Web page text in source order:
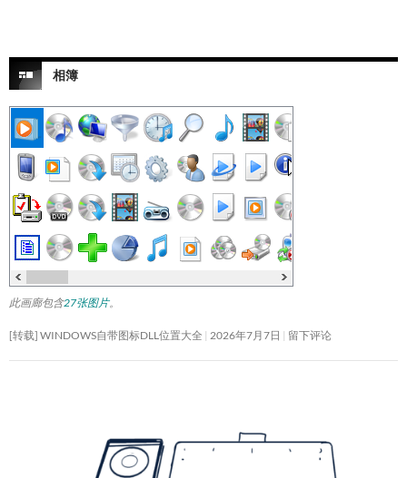
相簿
此画廊包含27张图片。
[转载] WINDOWS自带图标DLL位置大全 2026年7月7日 留下评论